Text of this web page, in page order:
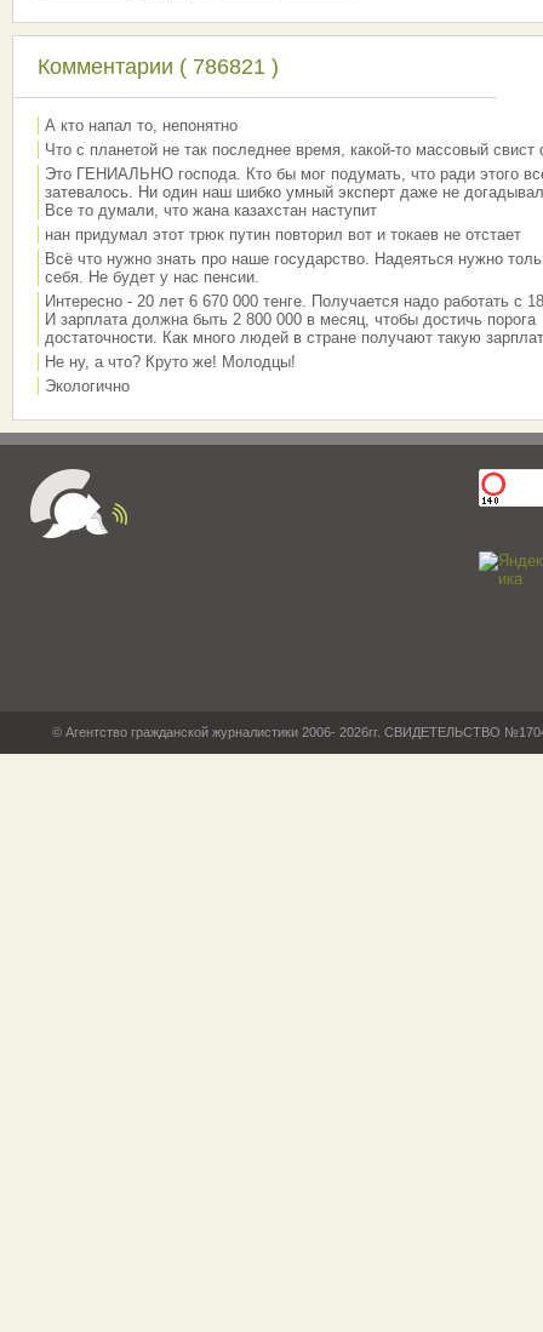
Комментарии ( 786821 )
А кто напал то, непонятно
Что с планетой не так последнее время, какой-то массовый свист
Это ГЕНИАЛЬНО господа. Кто бы мог подумать, что ради этого
затевалось. Ни один наш шибко умный эксперт даже не
Все то думали, что жана казахстан наступит
нан придумал этот трюк путин повторил вот и токаев не отстает
Всё что нужно знать про наше государство. Надеяться нужно
себя. Не будет у нас пенсии.
Интересно - 20 лет 6 670 000 тенге. Получается надо работать с
И зарплата должна быть 2 800 000 в месяц, чтобы достичь порога
достаточности. Как много людей в стране получают такую
Не ну, а что? Круто же! Молодцы!
Экологично
© Агентство гражданской журналистики 2006- 2026гг. СВИДЕТЕЛЬСТВО